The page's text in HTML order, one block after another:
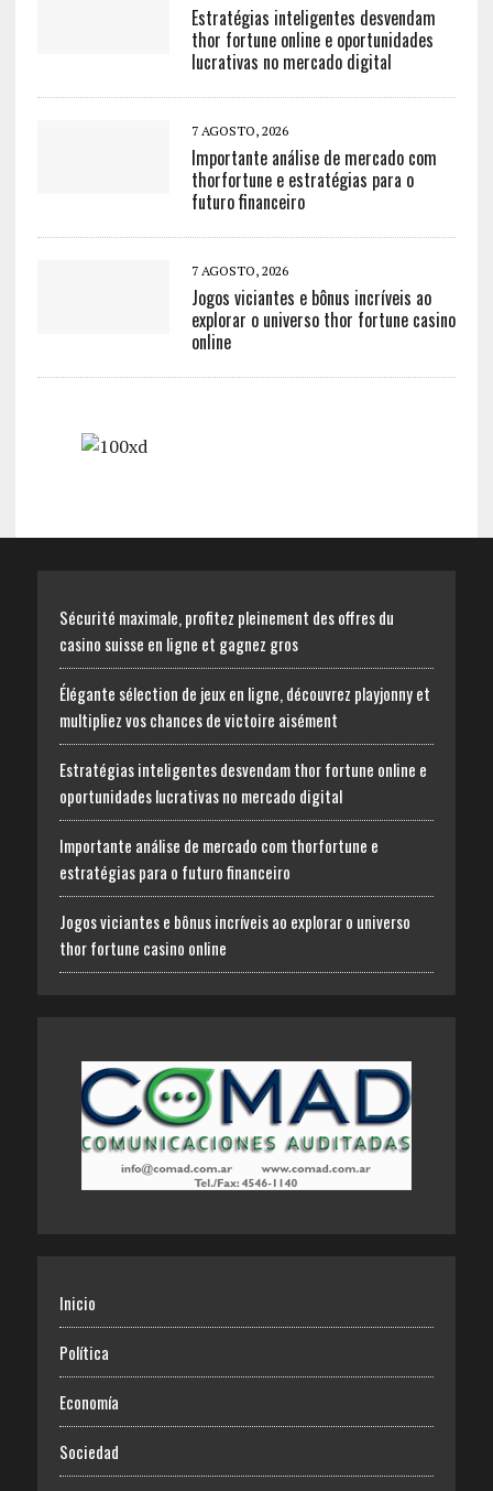
Estratégias inteligentes desvendam
thor fortune online e oportunidades
lucrativas no mercado digital
7 AGOSTO, 2026
Importante análise de mercado com
thorfortune e estratégias para o
futuro financeiro
7 AGOSTO, 2026
Jogos viciantes e bônus incríveis ao
explorar o universo thor fortune casino
online
Sécurité maximale, profitez pleinement des offres du
casino suisse en ligne et gagnez gros
Élégante sélection de jeux en ligne, découvrez playjonny et
multipliez vos chances de victoire aisément
Estratégias inteligentes desvendam thor fortune online e
oportunidades lucrativas no mercado digital
Importante análise de mercado com thorfortune e
estratégias para o futuro financeiro
Jogos viciantes e bônus incríveis ao explorar o universo
thor fortune casino online
Inicio
Política
Economía
Sociedad